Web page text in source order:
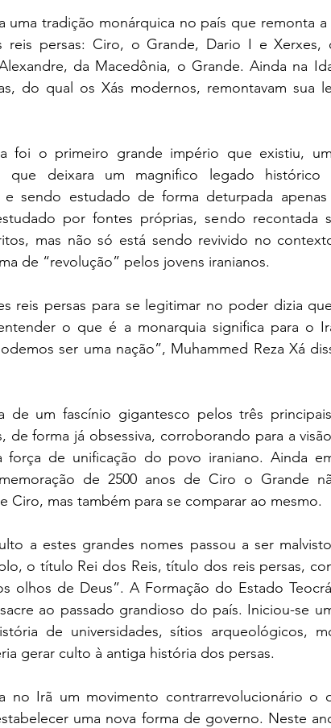
uma tradição monárquica no país que remonta
reis persas: Ciro, o Grande, Dario I e Xerxes,
da Macedônia, o Grande. Ainda na
do qual os Xás modernos, remontavam sua
foi o primeiro grande império que existiu,
que deixara um magnifico legado histórico
sendo estudado de forma deturpada apenas
por fontes próprias, sendo recontada
mas não só está sendo revivido no
de “revolução” pelos jovens iranianos.
reis persas para se legitimar no poder dizia
o que é a monarquia significa para o
ser uma nação”, Muhammed Reza Xá
de um fascínio gigantesco pelos três
de forma já obsessiva, corroborando para a
força de unificação do povo iraniano. Ainda
de 2500 anos de Ciro o Grande
Ciro, mas também para se comparar ao mesmo.
a estes grandes nomes passou a ser
o título Rei dos Reis, título dos reis persas,
olhos de Deus”. A Formação do Estado
ao passado grandioso do país. Iniciou-se
de universidades, sítios arqueológicos,
gerar culto à antiga história dos persas.
no Irã um movimento contrarrevolucionário o
uma nova forma de governo. Neste